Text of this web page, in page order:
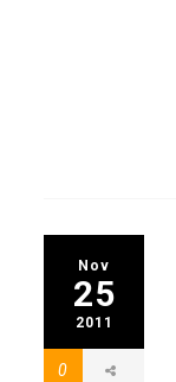
Nov
25
2011
0